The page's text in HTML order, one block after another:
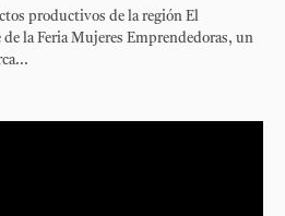
productivos de la región El
la Feria Mujeres Emprendedoras, un